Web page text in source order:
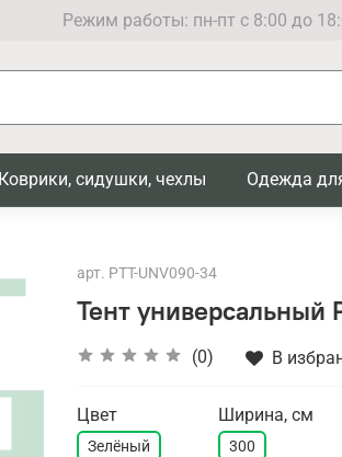
Режим работы: пн-пт с 8:00 до
Коврики, сидушки, чехлы Одежда
арт. PTT-UNV090-34
Тент универсальный
(0) В
Цвет
Зелёный
Ширина, см
300